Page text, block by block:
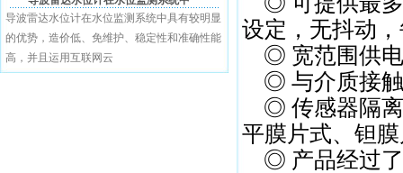
导波雷达水位计在水位监测系统中具有较明显
的优势，造价低、免维护、稳定性和准确性能
高，并且运用互联网云
设定，无抖动
◎ 宽范围供电
◎ 与介质接触
◎ 传感器隔离
平膜片式、钽
◎ 产品经过了